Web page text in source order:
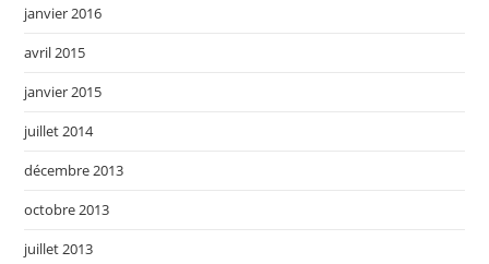
janvier 2016
avril 2015
janvier 2015
juillet 2014
décembre 2013
octobre 2013
juillet 2013